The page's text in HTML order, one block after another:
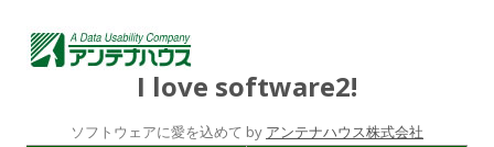
I love software2!
ソフトウェアに愛を込めて by アンテナハウス株式会社